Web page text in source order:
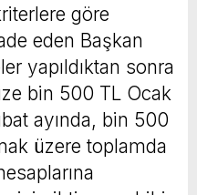
göre
eden Başkan
yapıldıktan sonra
bin 500 TL Ocak
ayında, bin 500
üzere toplamda